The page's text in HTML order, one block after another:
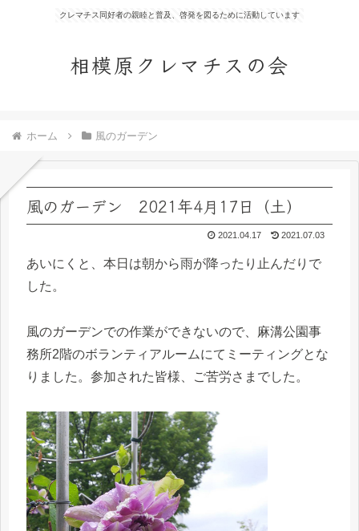
クレマチス同好者の親睦と普及、啓発を図るために活動しています
相模原クレマチスの会
ホーム 風のガーデン
風のガーデン 2021年4月17日（土）
2021.04.17 2021.07.03
あいにくと、本日は朝から雨が降ったり止んだりで
した。
風のガーデンでの作業ができないので、麻溝公園事
務所2階のボランティアルームにてミーティングとな
りました。参加された皆様、ご苦労さまでした。